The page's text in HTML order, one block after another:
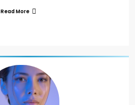
Read More